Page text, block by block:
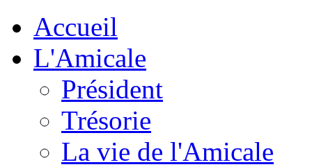
Accueil
L'Amicale
Président
Trésorie
La vie de l'Amicale